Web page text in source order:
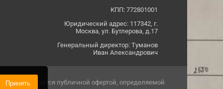
КПП: 772801001
Юридический адрес: 117342, г.
Москва, ул. Бутлерова, д.17
Генеральный директор: Туманов
Иван Александрович
не является публичной офертой, определяемой
Принять